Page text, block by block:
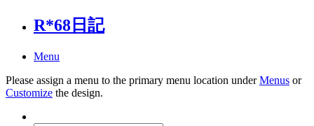
R*68日記
Menu
Please assign a menu to the primary menu location underMenus or
Customize the design.